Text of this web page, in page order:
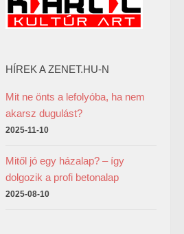
HÍREK A ZENET.HU-N
Mit ne önts a lefolyóba, ha nem
akarsz dugulást?
2025-11-10
Mitől jó egy házalap? – így
dolgozik a profi betonalap
2025-08-10